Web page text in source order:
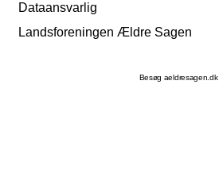
Dataansvarlig
Landsforeningen Ældre Sagen
Besøg aeldresagen.dk